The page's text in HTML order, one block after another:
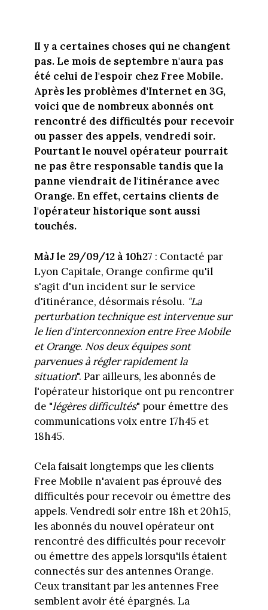
Il y a certaines choses qui ne changent
pas. Le mois de septembre n'aura pas
été celui de l'espoir chez Free Mobile.
Après les problèmes d'Internet en 3G,
voici que de nombreux abonnés ont
rencontré des difficultés pour recevoir
ou passer des appels, vendredi soir.
Pourtant le nouvel opérateur pourrait
ne pas être responsable tandis que la
panne viendrait de l'itinérance avec
Orange. En effet, certains clients de
l'opérateur historique sont aussi
touchés.
MàJ le 29/09/12 à 10h27 : Contacté par
Lyon Capitale, Orange confirme qu'il
s'agit d'un incident sur le service
d'itinérance, désormais résolu. "La
perturbation technique est intervenue sur
le lien d'interconnexion entre Free Mobile
et Orange. Nos deux équipes sont
parvenues à régler rapidement la
situation". Par ailleurs, les abonnés de
l'opérateur historique ont pu rencontrer
de "légères difficultés" pour émettre des
communications voix entre 17h45 et
18h45.
Cela faisait longtemps que les clients
Free Mobile n'avaient pas éprouvé des
difficultés pour recevoir ou émettre des
appels. Vendredi soir entre 18h et 20h15,
les abonnés du nouvel opérateur ont
rencontré des difficultés pour recevoir
ou émettre des appels lorsqu'ils étaient
connectés sur des antennes Orange.
Ceux transitant par les antennes Free
semblent avoir été épargnés. La